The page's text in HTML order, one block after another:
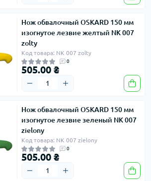
Нож обвалочный OSKARD 150 мм
изогнутое лезвие желтый NK 007
zolty
Код товара: NK 007 zolty
0
505.00 ₴
Нож обвалочный OSKARD 150 мм
изогнутое лезвие зеленый NK 007
zielony
Код товара: NK 007 zielony
0
505.00 ₴